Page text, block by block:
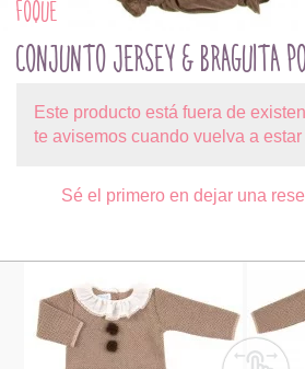
FOQUE
CONJUNTO JERSEY & BRAGUITA
Este producto está fuera de
te avisemos cuando vuelva a
Sé el primero en dejar una